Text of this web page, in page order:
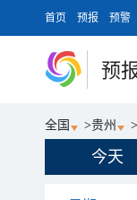
首页 预报 预警
预
全国 >贵州 >
今天